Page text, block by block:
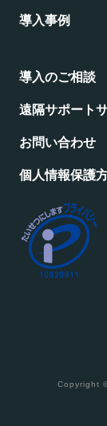
導入事例
導入のご相談
遠隔サポート
お問い合わせ
個人情報保護
Copyright